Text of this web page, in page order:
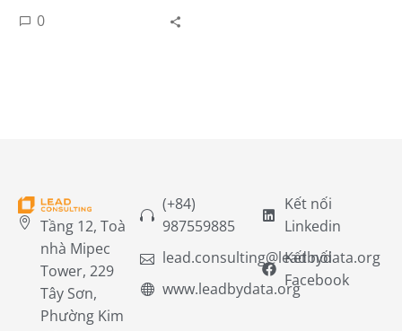
0
Tầng 12, Toà
nhà Mipec
Tower, 229
Tây Sơn,
Phường Kim
(+84)
987559885
lead.consulting@leadbydata.org
www.leadbydata.org
Kết nối
Linkedin
Kết nối
Facebook